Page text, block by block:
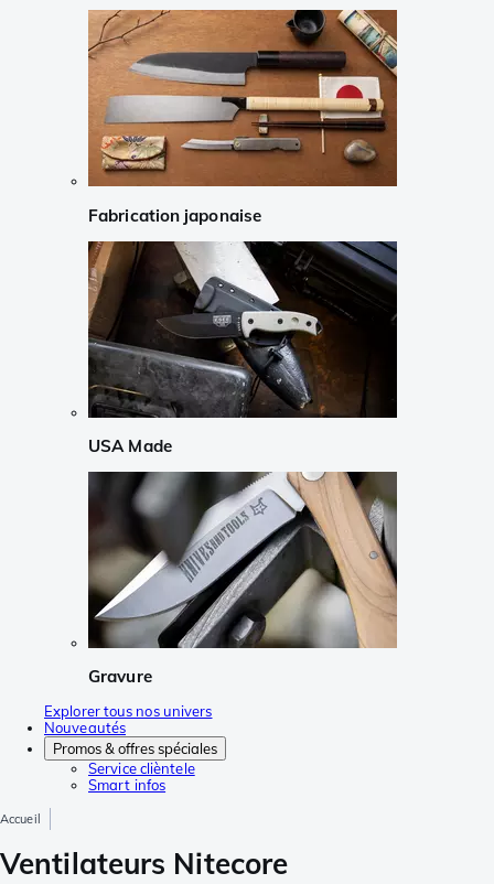
Fabrication japonaise
USA Made
Gravure
Explorer tous nos univers
Nouveautés
Promos & offres spéciales
Service clièntele
Smart infos
Accueil
Ventilateurs Nitecore